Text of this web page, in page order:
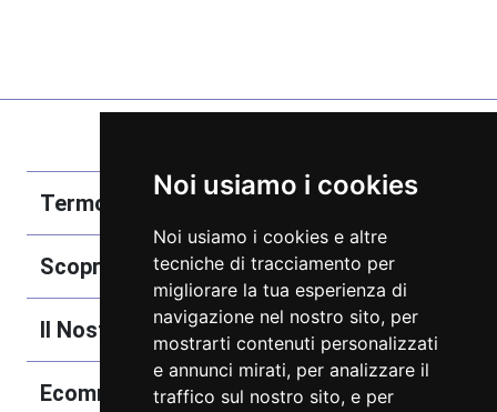
Noi usiamo i cookies
Noi usiamo i cookies e altre
tecniche di tracciamento per
migliorare la tua esperienza di
navigazione nel nostro sito, per
mostrarti contenuti personalizzati
e annunci mirati, per analizzare il
traffico sul nostro sito, e per
Termobozzo Srl
Scoprici
Il Nostro Catalogo
Ecommerce